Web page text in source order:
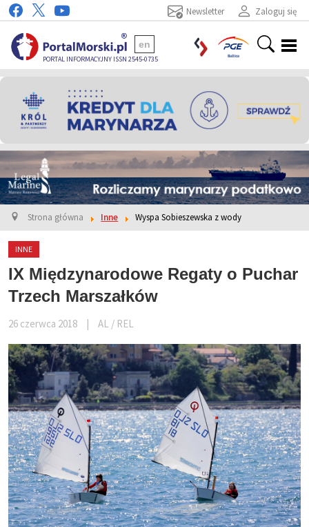
Zaloguj się
Newsletter
PORTAL INFORMACYJNY ISSN 2545-0735
en
Strona główna Inne Wyspa Sobieszewska z wody
INNE
IX Międzynarodowe Regaty o Puchar
Trzech Marszałków
26 czerwca 2018 AL / REL